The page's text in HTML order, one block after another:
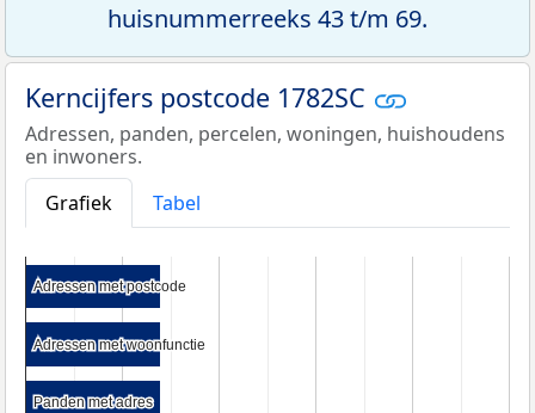
huisnummerreeks 43 t/m 69.
Kerncijfers postcode 1782SC
Adressen, panden, percelen, woningen, huishoudens
en inwoners.
Grafiek
Tabel
Adressen met postcode
Adressen met postcode
Adressen met woonfunctie
Adressen met woonfunctie
Panden met adres
Panden met adres